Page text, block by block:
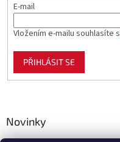
E-mail
Vložením e-mailu souhlasíte s
PŘIHLÁSIT SE
Novinky